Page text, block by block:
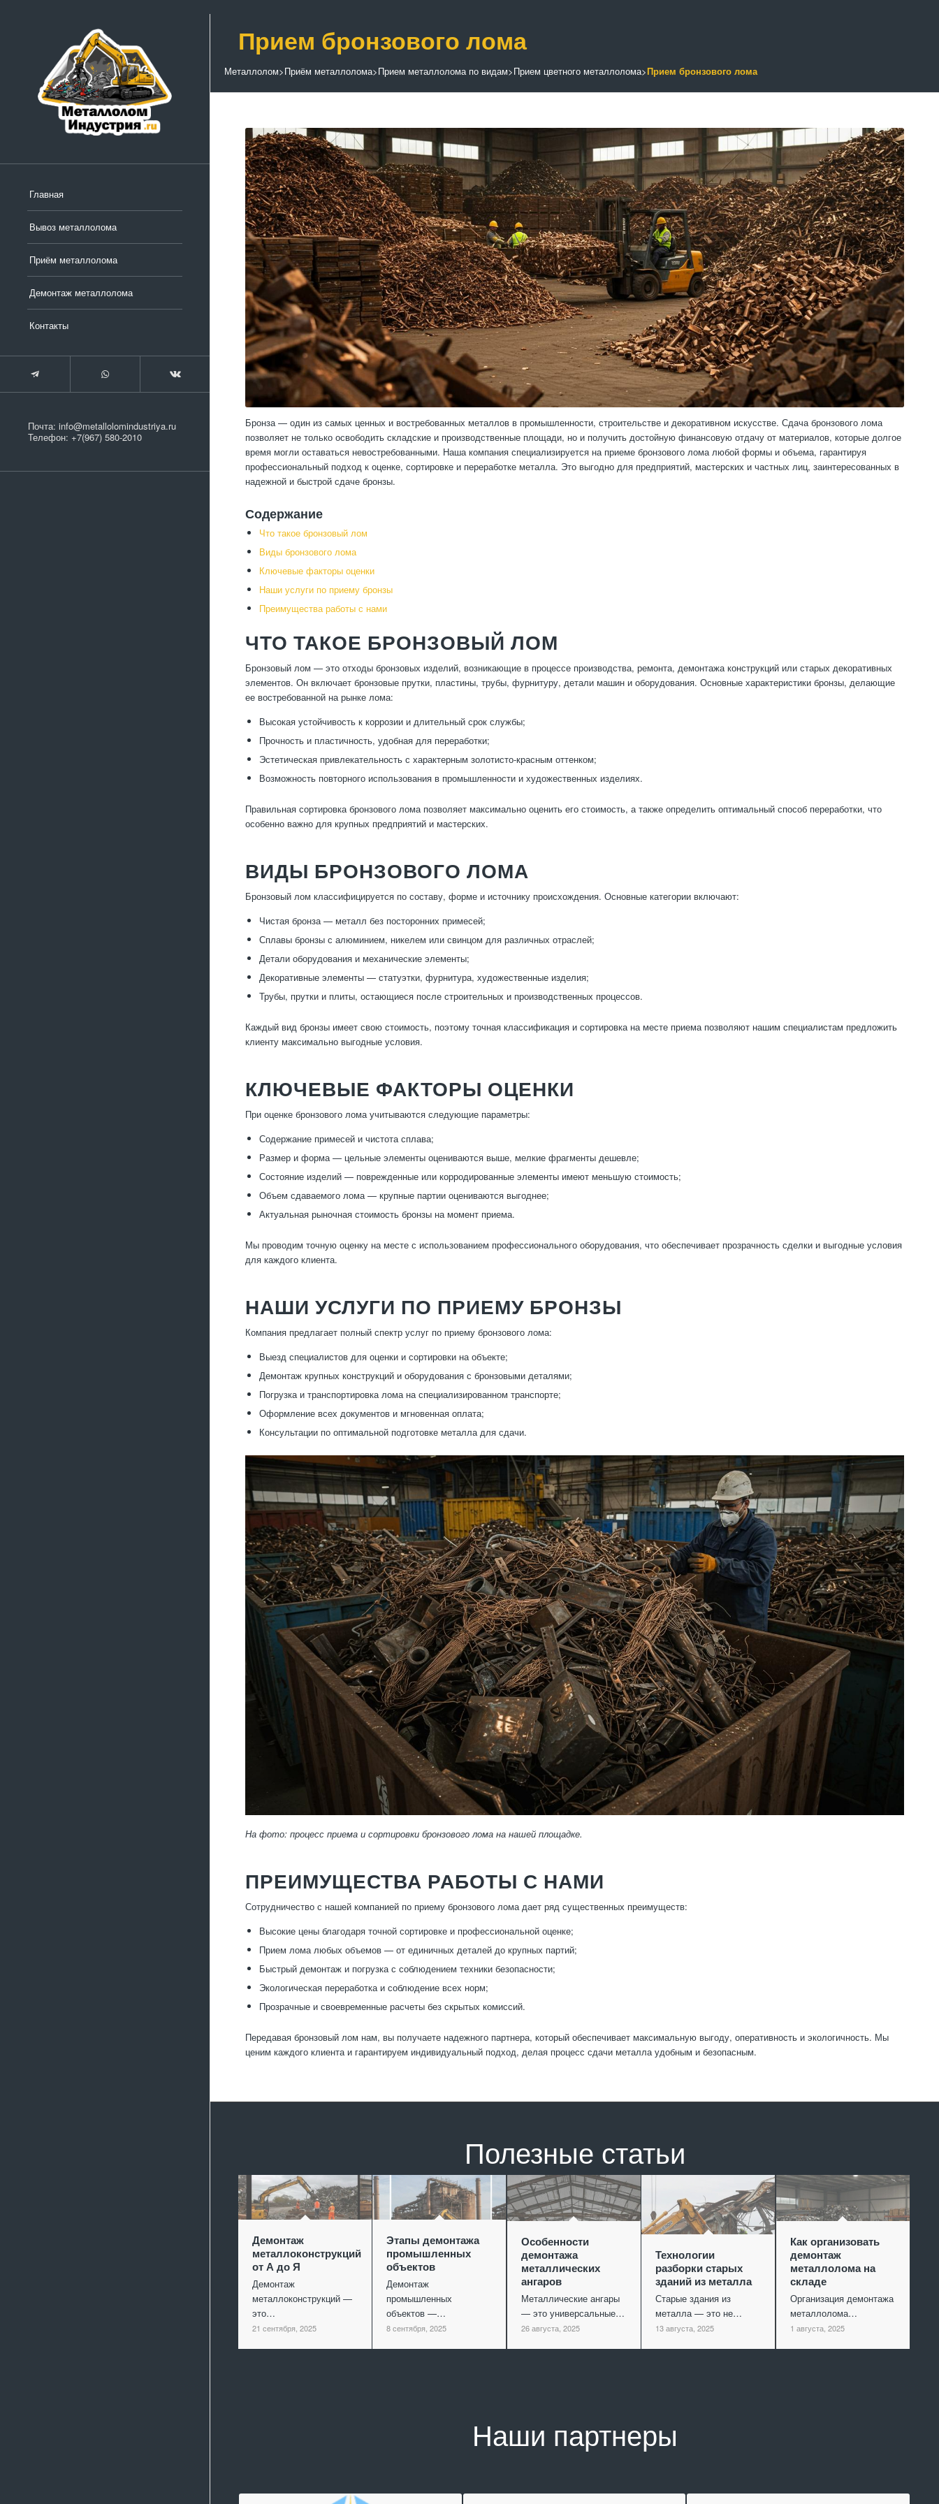
Главная
Вывоз металлолома
Приём металлолома
Демонтаж металлолома
Контакты
Почта: info@metallolomindustriya.ru
Телефон: +7(967) 580-2010
Прием бронзового лома
Металлолом>Приём металлолома>Прием металлолома по видам>Прием цветного металлолома>Прием бронзового лома
Бронза — один из самых ценных и востребованных металлов в промышленности, строительстве и декоративном искусстве. Сдача бронзового лома
позволяет не только освободить складские и производственные площади, но и получить достойную финансовую отдачу от материалов, которые долгое
время могли оставаться невостребованными. Наша компания специализируется на приеме бронзового лома любой формы и объема, гарантируя
профессиональный подход к оценке, сортировке и переработке металла. Это выгодно для предприятий, мастерских и частных лиц, заинтересованных в
надежной и быстрой сдаче бронзы.
Содержание
Что такое бронзовый лом
Виды бронзового лома
Ключевые факторы оценки
Наши услуги по приему бронзы
Преимущества работы с нами
ЧТО ТАКОЕ БРОНЗОВЫЙ ЛОМ
Бронзовый лом — это отходы бронзовых изделий, возникающие в процессе производства, ремонта, демонтажа конструкций или старых декоративных
элементов. Он включает бронзовые прутки, пластины, трубы, фурнитуру, детали машин и оборудования. Основные характеристики бронзы, делающие
ее востребованной на рынке лома:
Высокая устойчивость к коррозии и длительный срок службы;
Прочность и пластичность, удобная для переработки;
Эстетическая привлекательность с характерным золотисто-красным оттенком;
Возможность повторного использования в промышленности и художественных изделиях.
Правильная сортировка бронзового лома позволяет максимально оценить его стоимость, а также определить оптимальный способ переработки, что
особенно важно для крупных предприятий и мастерских.
ВИДЫ БРОНЗОВОГО ЛОМА
Бронзовый лом классифицируется по составу, форме и источнику происхождения. Основные категории включают:
Чистая бронза — металл без посторонних примесей;
Сплавы бронзы с алюминием, никелем или свинцом для различных отраслей;
Детали оборудования и механические элементы;
Декоративные элементы — статуэтки, фурнитура, художественные изделия;
Трубы, прутки и плиты, остающиеся после строительных и производственных процессов.
Каждый вид бронзы имеет свою стоимость, поэтому точная классификация и сортировка на месте приема позволяют нашим специалистам предложить
клиенту максимально выгодные условия.
КЛЮЧЕВЫЕ ФАКТОРЫ ОЦЕНКИ
При оценке бронзового лома учитываются следующие параметры:
Содержание примесей и чистота сплава;
Размер и форма — цельные элементы оцениваются выше, мелкие фрагменты дешевле;
Состояние изделий — поврежденные или корродированные элементы имеют меньшую стоимость;
Объем сдаваемого лома — крупные партии оцениваются выгоднее;
Актуальная рыночная стоимость бронзы на момент приема.
Мы проводим точную оценку на месте с использованием профессионального оборудования, что обеспечивает прозрачность сделки и выгодные условия
для каждого клиента.
НАШИ УСЛУГИ ПО ПРИЕМУ БРОНЗЫ
Компания предлагает полный спектр услуг по приему бронзового лома:
Выезд специалистов для оценки и сортировки на объекте;
Демонтаж крупных конструкций и оборудования с бронзовыми деталями;
Погрузка и транспортировка лома на специализированном транспорте;
Оформление всех документов и мгновенная оплата;
Консультации по оптимальной подготовке металла для сдачи.
На фото: процесс приема и сортировки бронзового лома на нашей площадке.
ПРЕИМУЩЕСТВА РАБОТЫ С НАМИ
Сотрудничество с нашей компанией по приему бронзового лома дает ряд существенных преимуществ:
Высокие цены благодаря точной сортировке и профессиональной оценке;
Прием лома любых объемов — от единичных деталей до крупных партий;
Быстрый демонтаж и погрузка с соблюдением техники безопасности;
Экологическая переработка и соблюдение всех норм;
Прозрачные и своевременные расчеты без скрытых комиссий.
Передавая бронзовый лом нам, вы получаете надежного партнера, который обеспечивает максимальную выгоду, оперативность и экологичность. Мы
ценим каждого клиента и гарантируем индивидуальный подход, делая процесс сдачи металла удобным и безопасным.
Полезные статьи
Демонтаж
металлоконструкций
от А до Я
Демонтаж
металлоконструкций —
это…
21 сентября, 2025
Этапы демонтажа
промышленных
объектов
Демонтаж
промышленных
объектов —…
8 сентября, 2025
Особенности
демонтажа
металлических
ангаров
Металлические ангары
— это универсальные…
26 августа, 2025
Технологии
разборки старых
зданий из металла
Старые здания из
металла — это не…
13 августа, 2025
Как организовать
демонтаж
металлолома на
складе
Организация демонтажа
металлолома…
1 августа, 2025
Наши партнеры